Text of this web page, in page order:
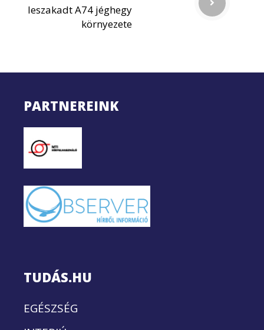
leszakadt A74 jéghegy
környezete
PARTNEREINK
TUDÁS.HU
EGÉSZSÉG